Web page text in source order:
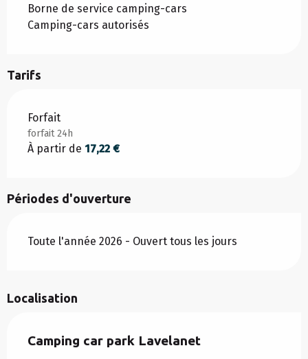
Borne de service camping-cars
Camping-cars autorisés
Tarifs
Tarifs 2026
Forfait
forfait 24h
À partir de 17,22 €
Périodes d'ouverture
Toute l'année 2026 - Ouvert tous les jours
Localisation
Camping car park Lavelanet